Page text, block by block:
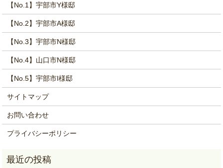
【No.1】宇部市Y様邸
【No.2】宇部市A様邸
【No.3】宇部市N様邸
【No.4】山口市N様邸
【No.5】宇部市I様邸
サイトマップ
お問い合わせ
プライバシーポリシー